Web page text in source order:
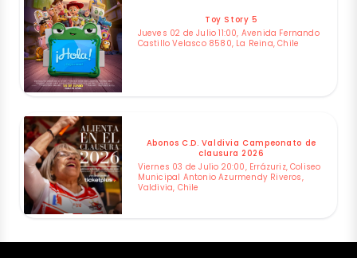
Toy Story 5
Jueves 02 de Julio 11:00, Avenida Fernando
Castillo Velasco 8580, La Reina, Chile
Abonos C.D. Valdivia Campeonato de
clausura 2026
Viernes 03 de Julio 20:00, Errázuriz, Coliseo
Municipal Antonio Azurmendy Riveros,
Valdivia, Chile